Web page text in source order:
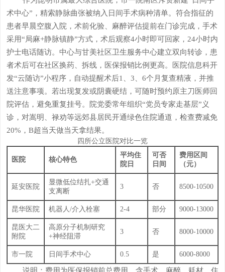
术中心”，精索静脉曲张被纳入日间手术病种清单。符合指征的
患者早晨空腹入院，术前化验、麻醉评估提前在门诊完成，手术
采用“局麻+静脉镇静”方式，术后观察4小时即可回家，24小时内
护士电话随访。中心与甘美社区卫生服务中心建立双向转诊，患
者术后可在社区换药、拆线，医保报销比例更高。医院信息科开
发“云随访”小程序，自动提醒术后1、3、6个月复查精液，并推
送注意事项。若出现复发或阴囊硬结，可随时预约原主刀医师回
院评估，避免重复挂号。院党委常年组织“党员专家走基层”义
诊，对嵩明、禄劝等远郊县居民开通绿色住院通道，检查费减免
20%，B超当天做当天拿结果。
四所公立医院对比一览
医院 核心特色
平均住
院日
可否
日间
费用区间
（元）
延安医院
显微低位结扎+交通
支离断
3 否 8500-10500
昆华医院 机器人/介入栓塞 2-4 部分 9000-13000
昆医大二
附院
高原分子机制研究
+神经阻滞
3 否 8000-10000
市一院 日间手术中心 0.5 是 6000-8000
说明：费用为医保报销前总费用，含手术、麻醉、耗材、住